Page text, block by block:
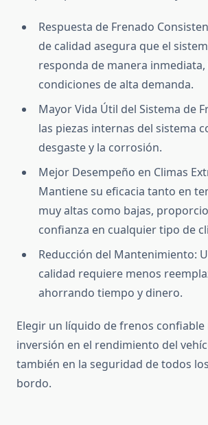
Respuesta de Frenado
de calidad asegura que el
responda de manera
condiciones de alta demanda.
Mayor Vida Útil del Sistema de
las piezas internas del sistema
desgaste y la corrosión.
Mejor Desempeño en Climas
Mantiene su eficacia tanto en
muy altas como bajas,
confianza en cualquier tipo de
Reducción del Mantenimiento:
calidad requiere menos
ahorrando tiempo y dinero.
Elegir un líquido de frenos confiable
inversión en el rendimiento del
también en la seguridad de todos
bordo.